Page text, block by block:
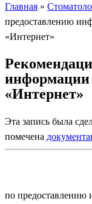
Главная »
предоставлению
«Интернет»
информации
«Интернет»
Эта запись была
помечена
по предоставлению